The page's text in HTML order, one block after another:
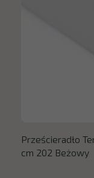
Prześcieradło
cm 202 Beżowy